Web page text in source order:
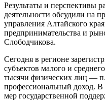
Результаты и перспективы
деятельности обсудили на
управления Алтайского
предпринимательства и
Слободчикова.
Сегодня в регионе
субъектов малого и
тысячи физических лиц —
профессиональный доход. В
мер государственной